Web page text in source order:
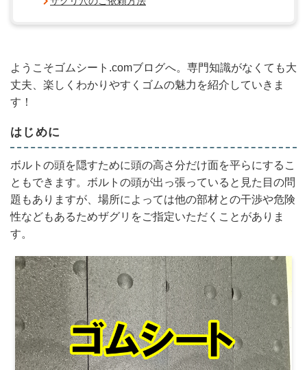
ようこそゴムシート.comブログへ。専門知識がなくても大
丈夫、楽しくわかりやすくゴムの魅力を紹介していきま
す！
はじめに
ボルトの頭を隠すために頭の高さ分だけ面を平らにするこ
ともできます。ボルトの頭が出っ張っていると見た目の問
題もありますが、場所によっては他の部材との干渉や危険
性などもあるためザグリをご指定いただくことがありま
す。